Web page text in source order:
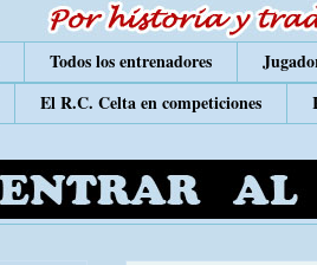
Todos los entrenadores
El R.C. Celta en competiciones